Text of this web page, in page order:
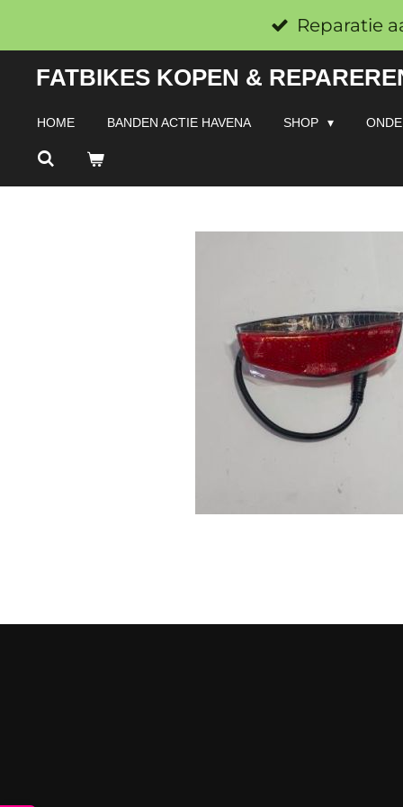
direct
naar
hoofdinhoud
Reparatie
FATBIKES KOPEN &
HOME BANDEN ACTIE HAVENA SHOP